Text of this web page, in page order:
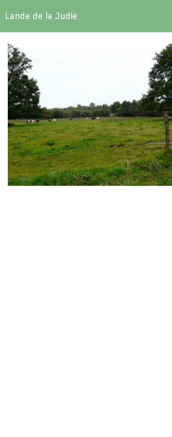
Lande de la Judie